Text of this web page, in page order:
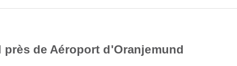
près de Aéroport d'Oranjemund